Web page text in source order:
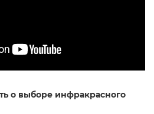
о выборе инфракрасного